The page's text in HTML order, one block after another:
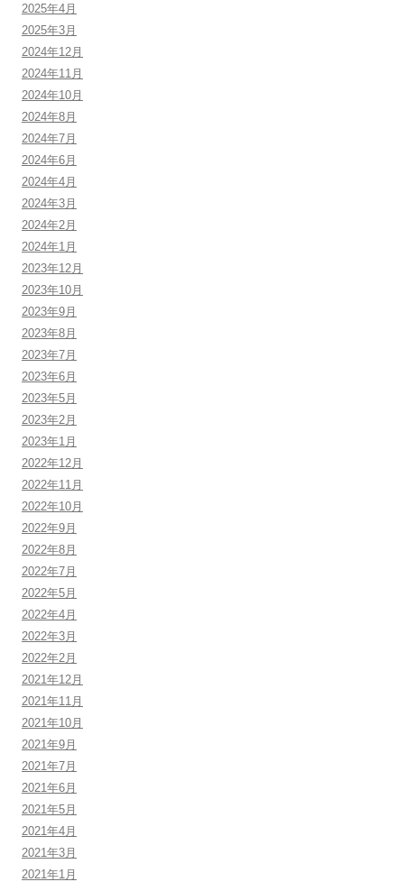
2025年4月
2025年3月
2024年12月
2024年11月
2024年10月
2024年8月
2024年7月
2024年6月
2024年4月
2024年3月
2024年2月
2024年1月
2023年12月
2023年10月
2023年9月
2023年8月
2023年7月
2023年6月
2023年5月
2023年2月
2023年1月
2022年12月
2022年11月
2022年10月
2022年9月
2022年8月
2022年7月
2022年5月
2022年4月
2022年3月
2022年2月
2021年12月
2021年11月
2021年10月
2021年9月
2021年7月
2021年6月
2021年5月
2021年4月
2021年3月
2021年1月